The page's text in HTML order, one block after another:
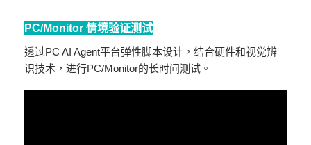
PC/Monitor 情境验证测试
透过PC AI Agent平台弹性脚本设计，结合硬件和视觉辨
识技术，进行PC/Monitor的长时间测试。